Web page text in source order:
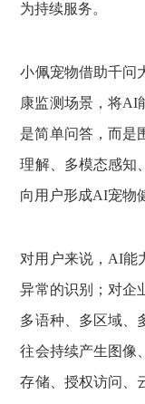
为持续服务。
小佩宠物借助千问
康监测场景，将AI
是简单问答，而是
理解、多模态感知
向用户形成AI宠物
对用户来说，AI能
异常的识别；对企
多语种、多区域、
往会持续产生图像
存储、授权访问、